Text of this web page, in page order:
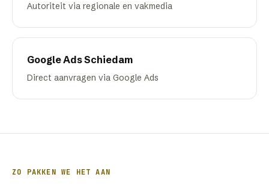
Autoriteit via regionale en vakmedia
Google AdsSchiedam
Direct aanvragen via Google Ads
ZO PAKKEN WE HET AAN